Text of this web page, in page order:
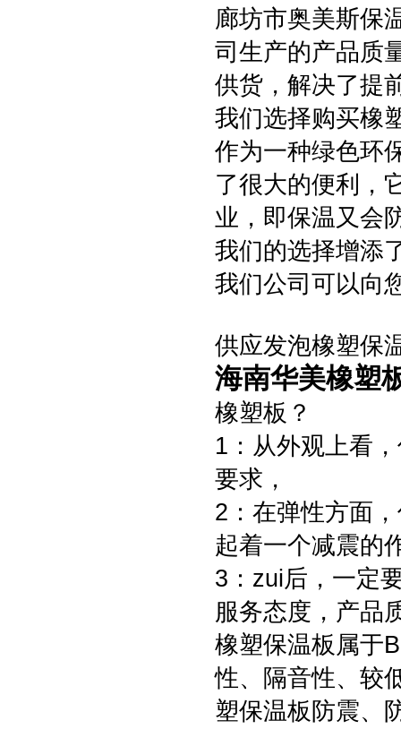
廊坊市奥美斯保
司生产的产品质
供货，解决了提
我们选择购买橡
作为一种绿色环
了很大的便利，
业，即保温又会
我们的选择增添
我们公司可以向
供应发泡橡塑保
海南华美橡塑
橡塑板？
1：从外观上看
要求，
2：在弹性方面
起着一个减震的
3：zui后，一定
服务态度，产品
橡塑保温板属于
性、隔音性、较
塑保温板防震、